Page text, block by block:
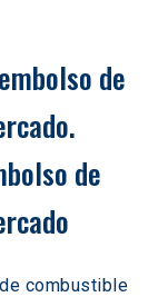
de
de
combustible